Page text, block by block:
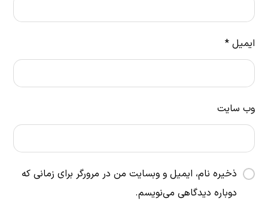
ایمیل*
وب‌ سایت
ذخیره نام، ایمیل و وبسایت من در مرورگر برای زمانی که
دوباره دیدگاهی می‌نویسم.